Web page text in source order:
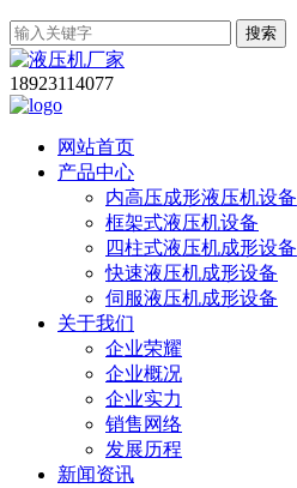
搜索
18923114077
网站首页
产品中心
内高压成形液压机设备
框架式液压机设备
四柱式液压机成形设备
快速液压机成形设备
伺服液压机成形设备
关于我们
企业荣耀
企业概况
企业实力
销售网络
发展历程
新闻资讯